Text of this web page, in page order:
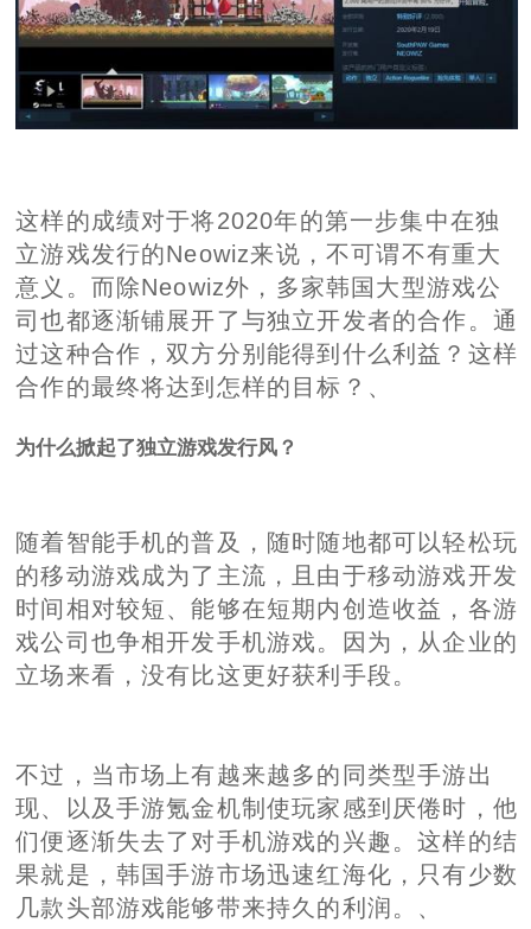
这样的成绩对于将2020年的第一步集中在独
立游戏发行的Neowiz来说，不可谓不有重大
意义。而除Neowiz外，多家韩国大型游戏公
司也都逐渐铺展开了与独立开发者的合作。通
过这种合作，双方分别能得到什么利益？这样
合作的最终将达到怎样的目标？、
为什么掀起了独立游戏发行风？
随着智能手机的普及，随时随地都可以轻松玩
的移动游戏成为了主流，且由于移动游戏开发
时间相对较短、能够在短期内创造收益，各游
戏公司也争相开发手机游戏。因为，从企业的
立场来看，没有比这更好获利手段。
不过，当市场上有越来越多的同类型手游出
现、以及手游氪金机制使玩家感到厌倦时，他
们便逐渐失去了对手机游戏的兴趣。这样的结
果就是，韩国手游市场迅速红海化，只有少数
几款头部游戏能够带来持久的利润。、